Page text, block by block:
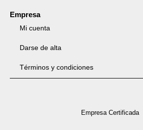
Empresa
Mi cuenta
Darse de alta
Términos y condiciones
Empresa Certificada